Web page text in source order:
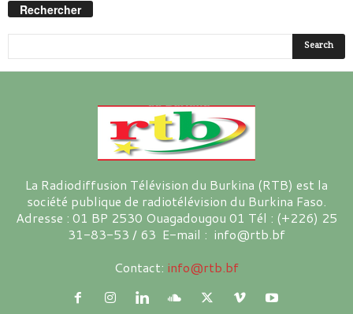
Rechercher
La Radiodiffusion Télévision du Burkina (RTB) est la
société publique de radiotélévision du Burkina Faso.
Adresse : 01 BP 2530 Ouagadougou 01 Tél : (+226) 25
31-83-53 / 63 E-mail : info@rtb.bf
Contact: info@rtb.bf